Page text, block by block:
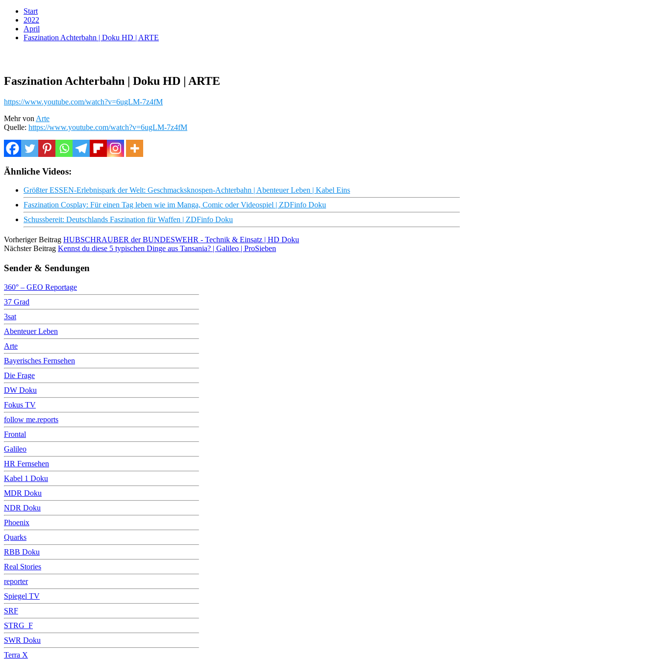
Start
2022
April
Faszination Achterbahn | Doku HD | ARTE
Faszination Achterbahn | Doku HD | ARTE
https://www.youtube.com/watch?v=6ugLM-7z4fM
Mehr von Arte
Quelle: https://www.youtube.com/watch?v=6ugLM-7z4fM
Ähnliche Videos:
Größter ESSEN-Erlebnispark der Welt: Geschmacksknospen-Achterbahn | Abenteuer Leben | Kabel Eins
Faszination Cosplay: Für einen Tag leben wie im Manga, Comic oder Videospiel | ZDFinfo Doku
Schussbereit: Deutschlands Faszination für Waffen | ZDFinfo Doku
Vorheriger Beitrag HUBSCHRAUBER der BUNDESWEHR - Technik & Einsatz | HD Doku
Nächster Beitrag Kennst du diese 5 typischen Dinge aus Tansania? | Galileo | ProSieben
Sender & Sendungen
360° – GEO Reportage
37 Grad
3sat
Abenteuer Leben
Arte
Bayerisches Fernsehen
Die Frage
DW Doku
Fokus TV
follow me.reports
Frontal
Galileo
HR Fernsehen
Kabel 1 Doku
MDR Doku
NDR Doku
Phoenix
Quarks
RBB Doku
Real Stories
reporter
Spiegel TV
SRF
STRG_F
SWR Doku
Terra X